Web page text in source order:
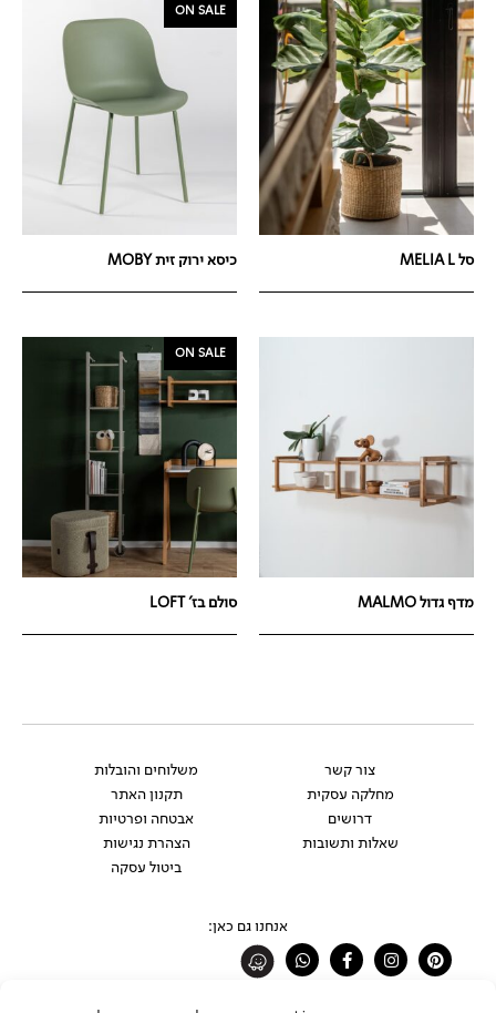
סל MELIA L
ON SALE
כיסא ירוק זית MOBY
מדף גדול MALMO
ON SALE
סולם בז' LOFT
צור קשר
מחלקה עסקית
דרושים
שאלות ותשובות
משלוחים והובלות
תקנון האתר
אבטחה ופרטיות
הצהרת נגישות
ביטול עסקה
אנחנו גם כאן:
Pinterest
Instagram
Facebook-
f
Whatsapp